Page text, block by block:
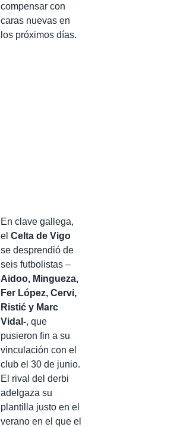
compensar con
caras nuevas en
los próximos días.
En clave gallega,
el Celta de Vigo
se desprendió de
seis futbolistas –
Aidoo, Mingueza,
Fer López, Cervi,
Ristić y Marc
Vidal-, que
pusieron fin a su
vinculación con el
club el 30 de junio.
El rival del derbi
adelgaza su
plantilla justo en el
verano en el que el